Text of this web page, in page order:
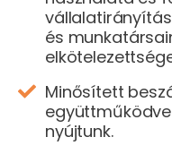
és
Minősített
nyújtunk.